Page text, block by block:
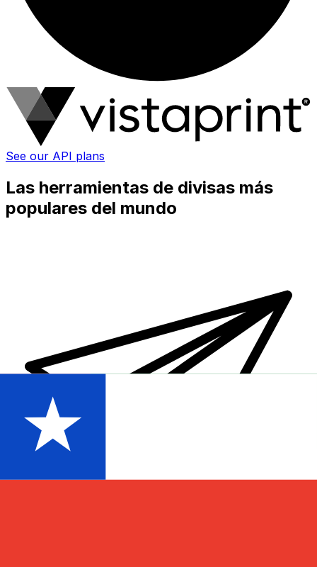
See our API plans
Las herramientas de divisas más
populares del mundo